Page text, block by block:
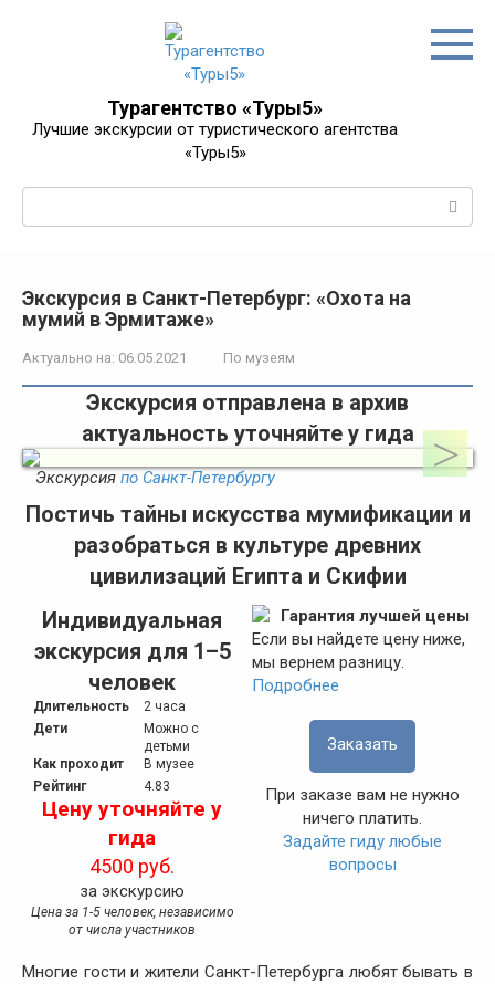
Турагентство «Туры5»
Лучшие экскурсии от туристического агентства
«Туры5»
Экскурсия в Санкт-Петербург: «Охота на
мумий в Эрмитаже»
Актуально на: 06.05.2021 По музеям
Экскурсия отправлена в архив
актуальность уточняйте у гида
Экскурсияпо Санкт-Петербургу
Постичь тайны искусства мумификации и
разобраться в культуре древних
цивилизаций Египта и Скифии
Индивидуальная
экскурсия для 1–5
человек
Длительность
2 часа
Дети
Можно с
детьми
Как проходит
В музее
Рейтинг
4.83
Цену уточняйте у
гида
4500 руб.
за экскурсию
Цена за 1-5 человек, независимо
от числа участников
Гарантия лучшей цены
Если вы найдете цену ниже,
мы вернем разницу.
Подробнее
Заказать
При заказе вам не нужно
ничего платить.
Задайте гиду любые
вопросы
Многие гости и жители Санкт-Петербурга любят бывать в